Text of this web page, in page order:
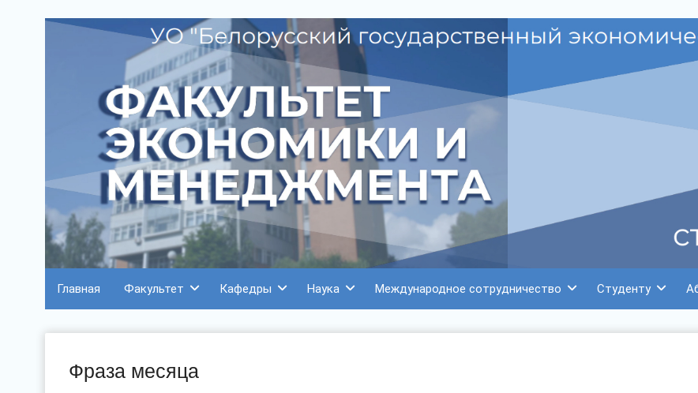
Главная Факультет Кафедры Наука Международное сотрудничество Студенту
Фраза месяца